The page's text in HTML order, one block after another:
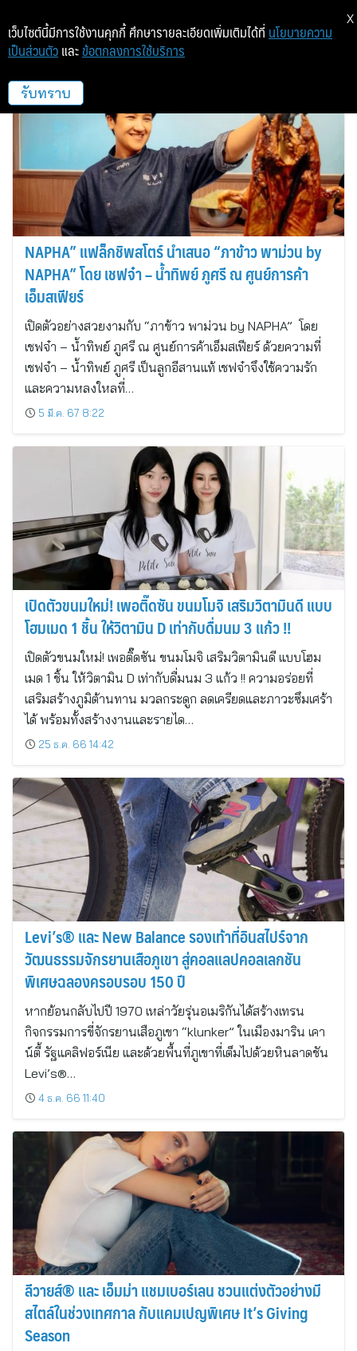
กรองทอง พีอาร์ (ประเทศไทย)
NAPHA” แฟล็กชิพสโตร์ นำเสนอ “ภาข้าว พาม่วน by
NAPHA” โดย เชฟจ๋า – น้ำทิพย์ ภูศรี ณ ศูนย์การค้า
เอ็มสเฟียร์
เปิดตัวอย่างสวยงามกับ “ภาข้าว พาม่วน by NAPHA” โดย
เชฟจ๋า – น้ำทิพย์ ภูศรี ณ ศูนย์การค้าเอ็มสเฟียร์ ด้วยความที่
เชฟจ๋า – น้ำทิพย์ ภูศรี เป็นลูกอีสานแท้ เชฟจ๋าจึงใช้ความรัก
และความหลงใหลที่…
5 มี.ค. 67 8:22
เปิดตัวขนมใหม่! เพอติ๊ดซัน ขนมโมจิ เสริมวิตามินดี แบบ
โฮมเมด 1 ชิ้น ให้วิตามิน D เท่ากับดื่มนม 3 แก้ว !!
เปิดตัวขนมใหม่! เพอติ๊ดซัน ขนมโมจิ เสริมวิตามินดี แบบโฮม
เมด 1 ชิ้น ให้วิตามิน D เท่ากับดื่มนม 3 แก้ว !! ความอร่อยที่
เสริมสร้างภูมิต้านทาน มวลกระดูก ลดเครียดและภาวะซึมเศร้า
ได้ พร้อมทั้งสร้างงานและรายได…
25 ธ.ค. 66 14:42
Levi’s® และ New Balance รองเท้าที่อินสไปร์จาก
วัฒนธรรมจักรยานเสือภูเขา สู่คอลแลปคอลเลกชัน
พิเศษฉลองครอบรอบ 150 ปี
หากย้อนกลับไปปี 1970 เหล่าวัยรุ่นอเมริกันได้สร้างเทรน
กิจกรรมการขี่จักรยานเสือภูเขา “klunker” ในเมืองมาริน เคา
น์ตี้ รัฐแคลิฟอร์เนีย และด้วยพื้นที่ภูเขาที่เต็มไปด้วยหินลาดชัน
Levi’s®…
4 ธ.ค. 66 11:40
ลีวายส์® และ เอ็มม่า แชมเบอร์เลน ชวนแต่งตัวอย่างมี
สไตล์ในช่วงเทศกาล กับแคมเปญพิเศษ It’s Giving
Season
เว็บไซต์นี้มีการใช้งานคุกกี้ ศึกษารายละเอียดเพิ่มเติมได้ที่ นโยบายความ
เป็นส่วนตัว และ ข้อตกลงการใช้บริการ
รับทราบ
X